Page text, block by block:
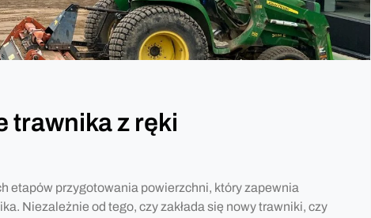
trawnika z ręki
etapów przygotowania powierzchni, który zapewnia
Niezależnie od tego, czy zakłada się nowy trawniki, czy